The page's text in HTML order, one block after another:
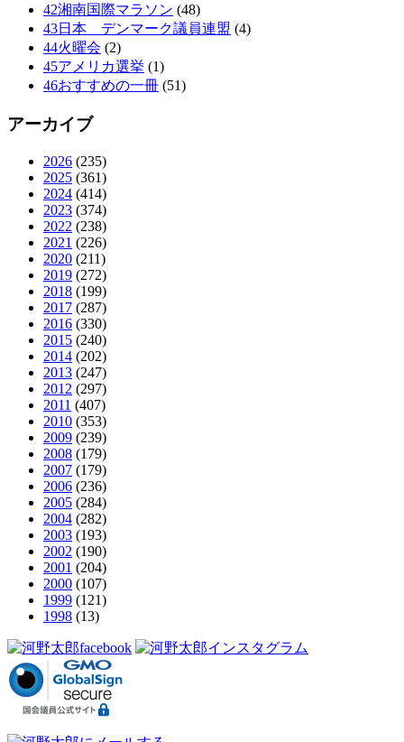
42湘南国際マラソン (48)
43日本 デンマーク議員連盟 (4)
44火曜会 (2)
45アメリカ選挙 (1)
46おすすめの一冊 (51)
アーカイブ
2026 (235)
2025 (361)
2024 (414)
2023 (374)
2022 (238)
2021 (226)
2020 (211)
2019 (272)
2018 (199)
2017 (287)
2016 (330)
2015 (240)
2014 (202)
2013 (247)
2012 (297)
2011 (407)
2010 (353)
2009 (239)
2008 (179)
2007 (179)
2006 (236)
2005 (284)
2004 (282)
2003 (193)
2002 (190)
2001 (204)
2000 (107)
1999 (121)
1998 (13)